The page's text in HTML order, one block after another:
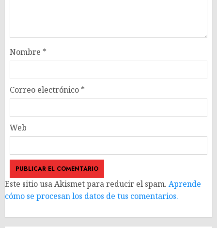
Nombre *
Correo electrónico *
Web
Este sitio usa Akismet para reducir el spam. Aprende
cómo se procesan los datos de tus comentarios.